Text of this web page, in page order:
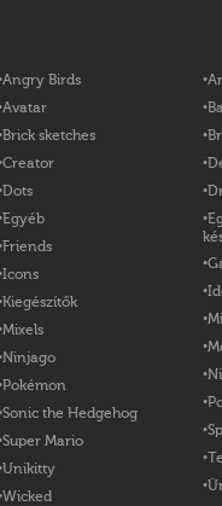
Angry Birds
Avatar
Brick sketches
Creator
Dots
Egyéb
Friends
Icons
Kiegészítők
Mixels
Ninjago
Pokémon
Sonic the Hedgehog
Super Mario
Unikitty
Wicked